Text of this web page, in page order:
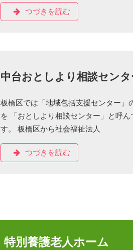
つづきを読む
中台おとしより相談センタ
板橋区では「地域包括支援センター」
を 「おとしより相談センター」と呼ん
す。 板橋区から社会福祉法人
つづきを読む
特別養護老人ホーム